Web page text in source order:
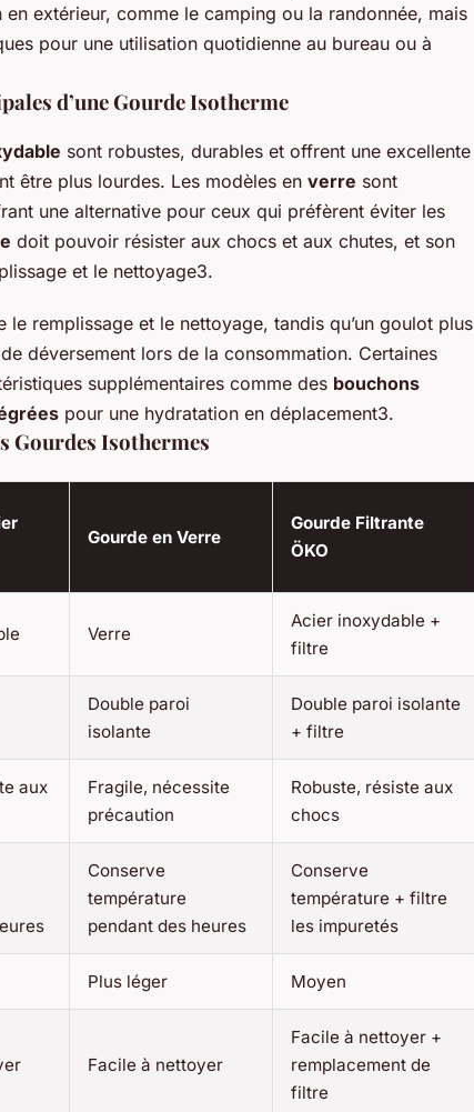
extérieur, comme le camping ou la randonnée, mais
pour une utilisation quotidienne au bureau ou à
d’une Gourde Isotherme
sont robustes, durables et offrent une excellente
être plus lourdes. Les modèles en verre sont
une alternative pour ceux qui préfèrent éviter les
doit pouvoir résister aux chocs et aux chutes, et son
et le nettoyage3.
le remplissage et le nettoyage, tandis qu’un goulot plus
déversement lors de la consommation. Certaines
supplémentaires comme des bouchons
pour une hydratation en déplacement3.
Gourdes Isothermes
Gourde en Verre
Gourde Filtrante
ÖKO
Verre
Acier inoxydable +
filtre
Double paroi
isolante
Double paroi isolante
+ filtre
aux
Fragile, nécessite
précaution
Robuste, résiste aux
chocs
Conserve
température
pendant des heures
Conserve
température + filtre
les impuretés
Plus léger Moyen
Facile à nettoyer
Facile à nettoyer +
remplacement de
filtre